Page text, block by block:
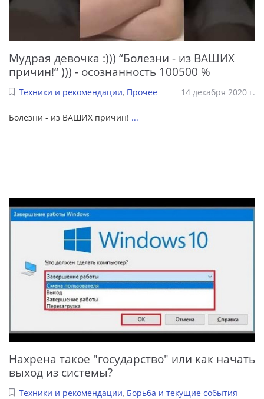
Мудрая девочка :))) “Болезни - из ВАШИХ
причин!“ ))) - осознанность 100500 %
Техники и рекомендации, Прочее 14 декабря 2020 г.
Болезни - из ВАШИХ причин! ...
Нахрена такое "государство" или как начать
выход из системы?
Техники и рекомендации, Борьба и текущие события